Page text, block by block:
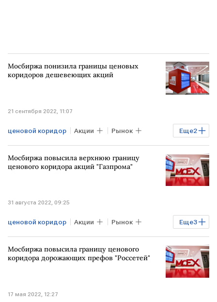
Мосбиржа понизила границы ценовых
коридоров дешевеющих акций
21 сентября 2022, 11:07
Еще2
ценовой коридор Акции Рынок
Торги Мосбиржа
Мосбиржа повысила верхнюю границу
ценового коридора акций "Газпрома"
31 августа 2022, 09:25
Еще3
ценовой коридор Акции Рынок
Бизнес Торги Мосбиржа
Мосбиржа повысила границу ценового
коридора дорожающих префов "Россетей"
17 мая 2022, 12:27